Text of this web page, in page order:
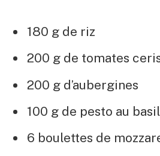
180 g de riz
200 g de tomates
200 g d’aubergines
100 g de pesto au
6 boulettes de